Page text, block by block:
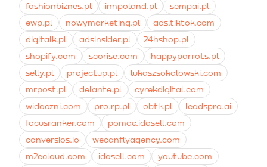
fashionbiznes.pl
innpoland.pl
sempai.pl
ewp.pl
nowymarketing.pl
ads.tiktok.com
digitalk.pl
adsinsider.pl
24hshop.pl
shopify.com
scorise.com
happyparrots.pl
selly.pl
projectup.pl
lukaszsokolowski.com
mrpost.pl
delante.pl
cyrekdigital.com
widoczni.com
pro.rp.pl obtk.pl
leadspro.ai
focusranker.com
pomoc.idosell.com
conversios.io
wecanflyagency.com
m2ecloud.com
idosell.com
youtube.com